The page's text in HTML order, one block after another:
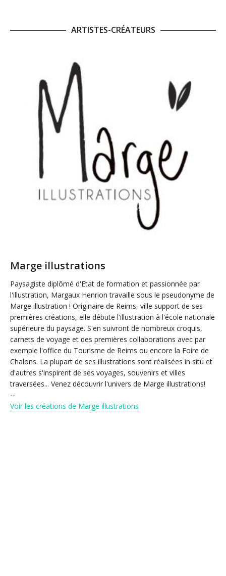
ARTISTES-CRÉATEURS
Marge illustrations
Paysagiste diplômé d'Etat de formation et passionnée par
l'illustration, Margaux Henrion travaille sous le pseudonyme de
Marge illustration ! Originaire de Reims, ville support de ses
premières créations, elle débute l'illustration à l'école nationale
supérieure du paysage. S'en suivront de nombreux croquis,
carnets de voyage et des premières collaborations avec par
exemple l'office du Tourisme de Reims ou encore la Foire de
Chalons. La plupart de ses illustrations sont réalisées in situ et
d'autres s'inspirent de ses voyages, souvenirs et villes
traversées... Venez découvrir l'univers de Marge illustrations!
--
Voir les créations de Marge illustrations